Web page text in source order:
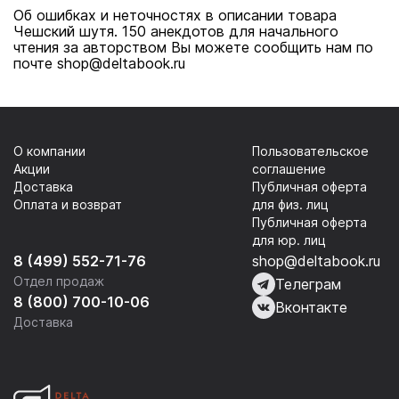
Об ошибках и неточностях в описании товара
Чешский шутя. 150 анекдотов для начального
чтения за авторством Вы можете сообщить нам по
почте shop@deltabook.ru
8 (499) 552-71-76
Отдел продаж
8 (800) 700-10-06
Доставка
О компании
Акции
Доставка
Оплата и возврат
Пользовательское
соглашение
Публичная оферта
для физ. лиц
Публичная оферта
для юр. лиц
shop@deltabook.ru
Телеграм
Вконтакте